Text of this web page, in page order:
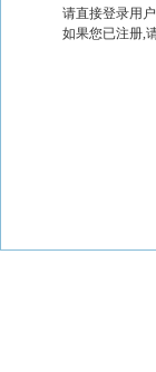
请直接登录用
如果您已注册,